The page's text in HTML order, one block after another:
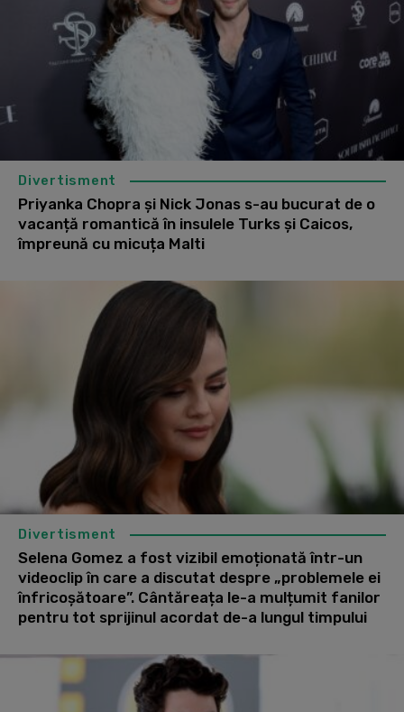
Divertisment
Priyanka Chopra și Nick Jonas s-au bucurat de o
vacanță romantică în insulele Turks și Caicos,
împreună cu micuța Malti
Divertisment
Selena Gomez a fost vizibil emoționată într-un
videoclip în care a discutat despre „problemele ei
înfricoșătoare”. Cântăreața le-a mulțumit fanilor
pentru tot sprijinul acordat de-a lungul timpului